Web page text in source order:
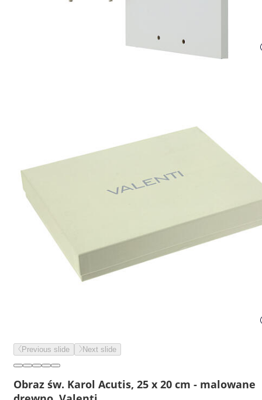
Previous slide Next slide
Obraz św. Karol Acutis, 25 x 20 cm - malowane